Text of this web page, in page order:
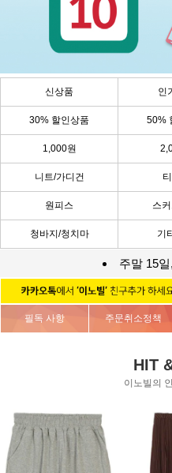
신상품 인
30% 할인상품 50%
1,000원
니트/가디건
원피스 스
청바지/청치마 기
주말 15
필독 사항 주문취소정책
HIT
이노빌의